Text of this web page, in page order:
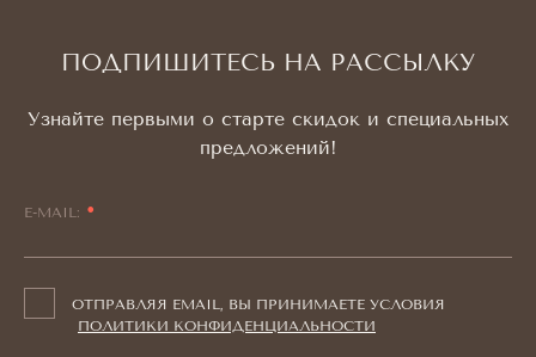
ПОДПИШИТЕСЬ НА РАССЫЛКУ
Узнайте первыми о старте скидок и специальных
предложений!
E-MAIL:
ОТПРАВЛЯЯ EMAIL, ВЫ ПРИНИМАЕТЕ УСЛОВИЯ
ПОЛИТИКИ КОНФИДЕНЦИАЛЬНОСТИ